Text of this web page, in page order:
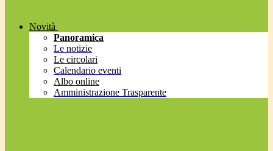
Novità
Panoramica
Le notizie
Le circolari
Calendario eventi
Albo online
Amministrazione Trasparente